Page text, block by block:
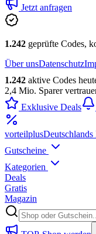
Jetzt anfragen
1.242 geprüfte Codes,
Über unsDatenschutz
1.242 aktive Codes
2,4 Mio. Sparer
Exklusive Deals
vorteilplusDeutschlands
Gutscheine
Kategorien
Deals
Gratis
Magazin